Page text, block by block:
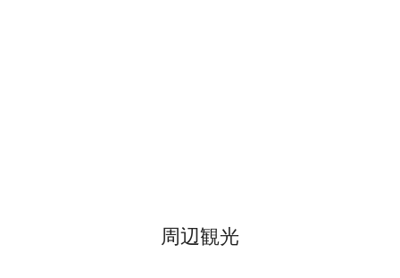
周辺観光